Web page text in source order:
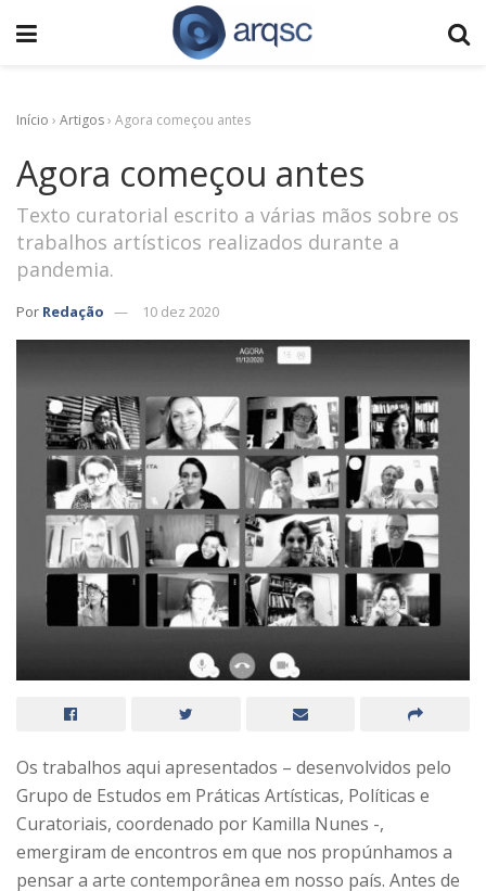
Início › Artigos› Agora começou antes
Agora começou antes
Texto curatorial escrito a várias mãos sobre os
trabalhos artísticos realizados durante a
pandemia.
Por Redação 10 dez 2020
Os trabalhos aqui apresentados – desenvolvidos pelo
Grupo de Estudos em Práticas Artísticas, Políticas e
Curatoriais, coordenado por Kamilla Nunes -,
emergiram de encontros em que nos propúnhamos a
pensar a arte contemporânea em nosso país. Antes de